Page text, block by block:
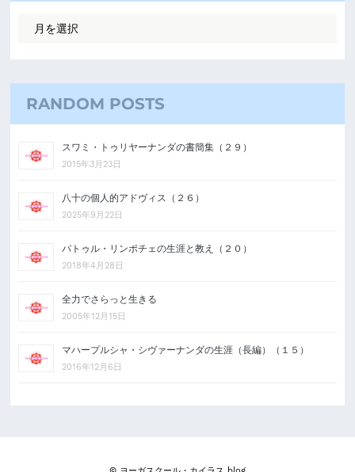
RANDOM POSTS
スワミ・トゥリヤーナンダの書簡集（２９）
2015年3月23日
八十の個人的アドヴィス（２６）
2025年9月22日
パトゥル・リンポチェの生涯と教え（２０）
2018年4月28日
全力でさらっと生きる
2005年12月15日
マハープルシャ・シヴァーナンダの生涯（長編）（１５）
2016年12月6日